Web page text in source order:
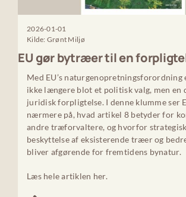
2026-01-01
Kilde: Grønt Miljø
EU gør bytræer til en
Med EU’s
ikke længere blot et politisk valg, men en
juridisk forpligtelse. I denne klumme ser
nærmere på, hvad artikel 8 betyder for
andre træforvaltere, og hvorfor
beskyttelse af eksisterende træer og
bliver afgørende for fremtidens bynatur.
Læs hele artiklen her.